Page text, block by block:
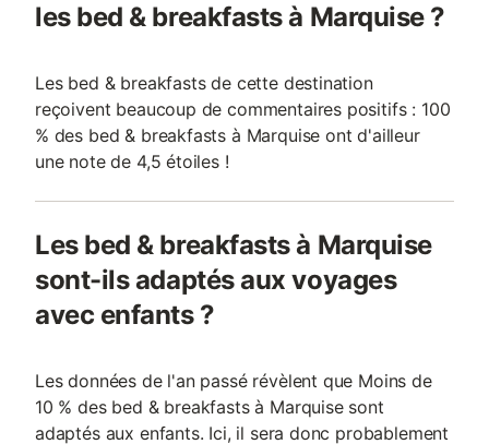
les bed & breakfasts à Marquise ?
Les bed & breakfasts de cette destination
reçoivent beaucoup de commentaires positifs : 100
% des bed & breakfasts à Marquise ont d'ailleur
une note de 4,5 étoiles !
Les bed & breakfasts à Marquise
sont-ils adaptés aux voyages
avec enfants ?
Les données de l'an passé révèlent que Moins de
10 % des bed & breakfasts à Marquise sont
adaptés aux enfants. Ici, il sera donc probablement